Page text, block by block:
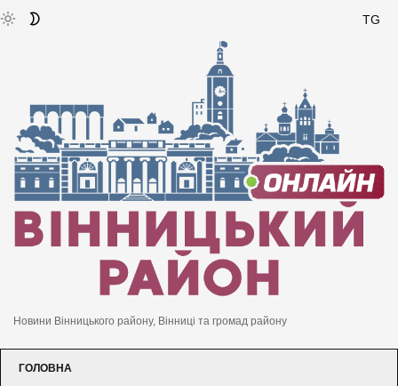
TG
Новини Вінницького району, Вінниці та громад району
ГОЛОВНА